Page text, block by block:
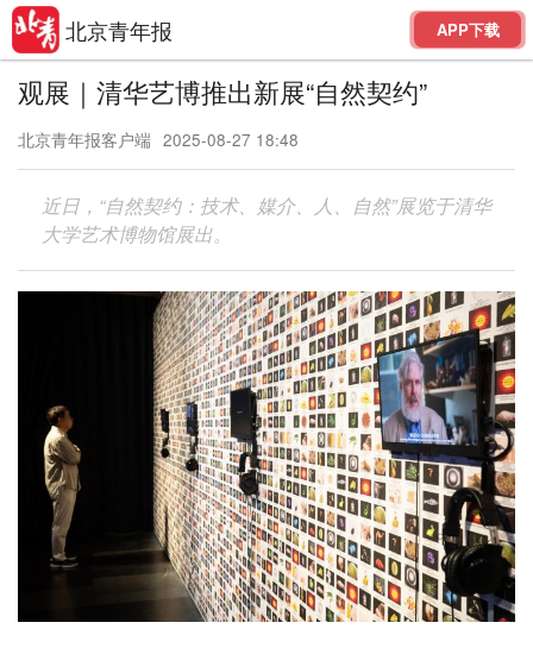
北京青年报 APP下载
观展｜清华艺博推出新展“自然契约”
北京青年报客户端 2025-08-27 18:48
近日，“自然契约：技术、媒介、人、自然”展览于清华
大学艺术博物馆展出。